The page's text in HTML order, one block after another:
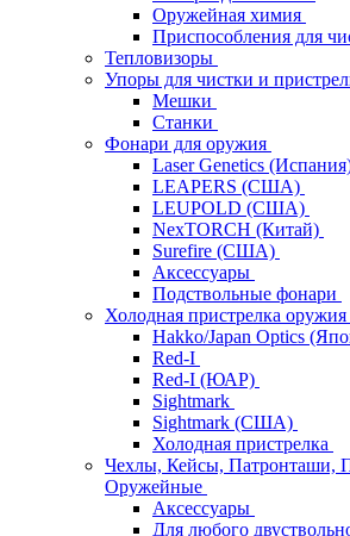
Оружейная химия
Приспособления для
Тепловизоры
Упоры для чистки и
Мешки
Станки
Фонари для оружия
Laser Genetics
LEAPERS (США)
LEUPOLD (США)
NexTORCH (Китай)
Surefire (США)
Аксессуары
Подствольные фонари
Холодная пристрелка оружия
Hakko/Japan Optics
Red-I
Red-I (ЮАР)
Sightmark
Sightmark (США)
Холодная пристрелка
Чехлы, Кейсы, Патронташи,
Оружейные
Аксессуары
Для любого